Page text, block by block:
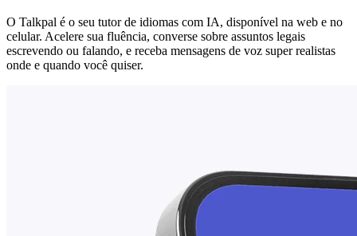
O Talkpal é o seu tutor de idiomas com IA, disponível na web e no
celular. Acelere sua fluência, converse sobre assuntos legais
escrevendo ou falando, e receba mensagens de voz super realistas
onde e quando você quiser.